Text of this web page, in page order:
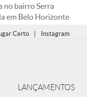
no bairro Serra
em Belo Horizonte
Certo Instagram
LANÇAMENTOS